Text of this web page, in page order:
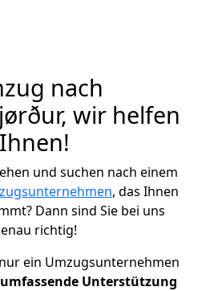
nach
wir helfen
Ihnen!
und suchen nach einem
, das Ihnen
Dann sind Sie bei uns
richtig!
ein Umzugsunternehmen
umfassende Unterstützung